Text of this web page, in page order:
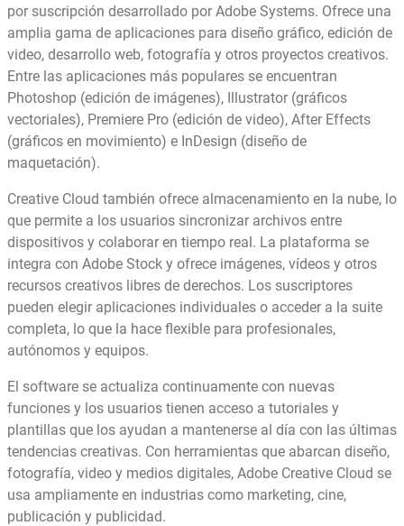
por suscripción desarrollado por Adobe Systems. Ofrece una
amplia gama de aplicaciones para diseño gráfico, edición de
video, desarrollo web, fotografía y otros proyectos creativos.
Entre las aplicaciones más populares se encuentran
Photoshop (edición de imágenes), Illustrator (gráficos
vectoriales), Premiere Pro (edición de video), After Effects
(gráficos en movimiento) e InDesign (diseño de
maquetación).
Creative Cloud también ofrece almacenamiento en la nube, lo
que permite a los usuarios sincronizar archivos entre
dispositivos y colaborar en tiempo real. La plataforma se
integra con Adobe Stock y ofrece imágenes, vídeos y otros
recursos creativos libres de derechos. Los suscriptores
pueden elegir aplicaciones individuales o acceder a la suite
completa, lo que la hace flexible para profesionales,
autónomos y equipos.
El software se actualiza continuamente con nuevas
funciones y los usuarios tienen acceso a tutoriales y
plantillas que los ayudan a mantenerse al día con las últimas
tendencias creativas. Con herramientas que abarcan diseño,
fotografía, video y medios digitales, Adobe Creative Cloud se
usa ampliamente en industrias como marketing, cine,
publicación y publicidad.